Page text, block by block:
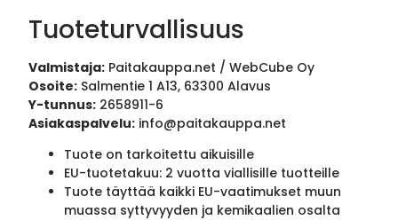
Tuoteturvallisuus
Valmistaja: Paitakauppa.net / WebCube Oy
Osoite: Salmentie 1 A13, 63300 Alavus
Y-tunnus: 2658911-6
Asiakaspalvelu: info@paitakauppa.net
Tuote on tarkoitettu aikuisille
EU-tuotetakuu: 2 vuotta viallisille tuotteille
Tuote täyttää kaikki EU-vaatimukset muun
muassa syttyvyyden ja kemikaalien osalta